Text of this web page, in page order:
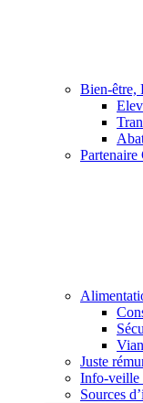
Bien-être,
Partenaire
Juste
Info-veille
Sources